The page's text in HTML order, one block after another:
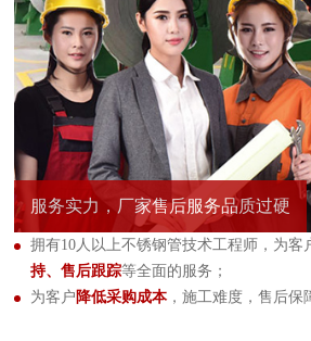
服务实力，厂家售后服务品质过硬
拥有10人以上不锈钢管技术工程师，为客
持、售后跟踪等全面的服务；
为客户 降低采购成本，施工难度，售后保